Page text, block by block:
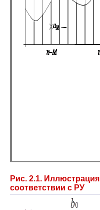
Рис. 2.1.
соответствии с РУ